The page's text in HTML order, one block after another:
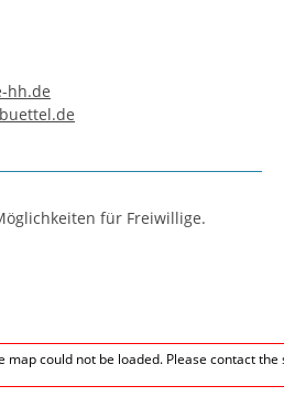
hh.de
für Freiwillige.
map could not be loaded. Please contact the